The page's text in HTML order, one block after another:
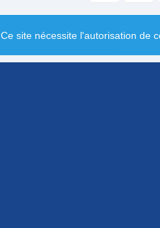
Ce site nécessite l'autorisation de